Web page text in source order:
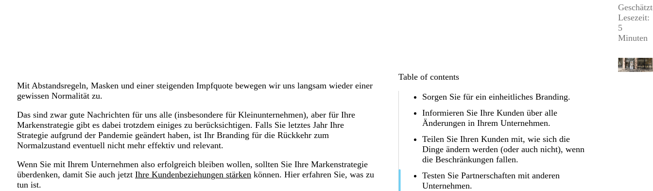
Lesezeit:
5
Minuten
Mit Abstandsregeln, Masken und einer steigenden Impfquote bewegen wir uns langsam wieder einer
gewissen Normalität zu.
Das sind zwar gute Nachrichten für uns alle (insbesondere für Kleinunternehmen), aber für Ihre
Markenstrategie gibt es dabei trotzdem einiges zu berücksichtigen. Falls Sie letztes Jahr Ihre
Strategie aufgrund der Pandemie geändert haben, ist Ihr Branding für die Rückkehr zum
Normalzustand eventuell nicht mehr effektiv und relevant.
Wenn Sie mit Ihrem Unternehmen also erfolgreich bleiben wollen, sollten Sie Ihre Markenstrategie
überdenken, damit Sie auch jetzt Ihre Kundenbeziehungen stärken können. Hier erfahren Sie, was zu
tun ist.
Table of contents
Sorgen Sie für ein einheitliches Branding.
Informieren Sie Ihre Kunden über alle
Änderungen in Ihrem Unternehmen.
Teilen Sie Ihren Kunden mit, wie sich die
Dinge ändern werden (oder auch nicht), wenn
die Beschränkungen fallen.
Testen Sie Partnerschaften mit anderen
Unternehmen.